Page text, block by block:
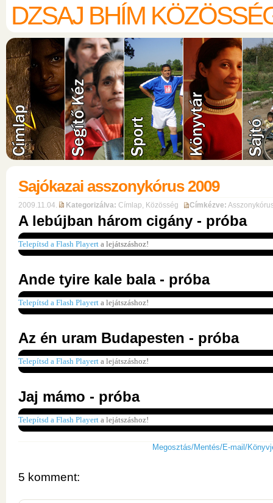
DZSAJ BHÍM
Sajókazai asszonykórus 2009
2009.11.04. Kategorizálva: Címlap, Közösség Címkézve:
A lebújban három cigány - próba
Telepítsd a Flash Playert a lejátszáshoz!
Ande tyire kale bala - próba
Telepítsd a Flash Playert a lejátszáshoz!
Az én uram Budapesten - próba
Telepítsd a Flash Playert a lejátszáshoz!
Jaj mámo - próba
Telepítsd a Flash Playert a lejátszáshoz!
Megosztás/Mentés/E-mail/
5 komment: